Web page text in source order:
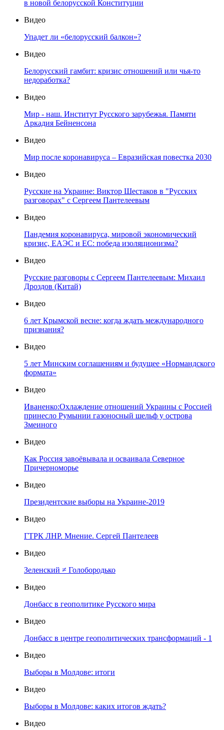
в новой белорусской Конституции
Видео
Упадет ли «белорусский балкон»?
Видео
Белорусский гамбит: кризис отношений или чья-то
недоработка?
Видео
Мир - наш. Институт Русского зарубежья. Памяти
Аркадия Бейненсона
Видео
Мир после коронавируса – Евразийская повестка 2030
Видео
Русские на Украине: Виктор Шестаков в "Русских
разговорах" с Сергеем Пантелеевым
Видео
Пандемия коронавируса, мировой экономический
кризис, ЕАЭС и ЕС: победа изоляционизма?
Видео
Русские разговоры с Сергеем Пантелеевым: Михаил
Дроздов (Китай)
Видео
6 лет Крымской весне: когда ждать международного
признания?
Видео
5 лет Минским соглашениям и будущее «Нормандского
формата»
Видео
Иваненко:Охлаждение отношений Украины с Россией
принесло Румынии газоносный шельф у острова
Змеиного
Видео
Как Россия завоёвывала и осваивала Северное
Причерноморье
Видео
Президентские выборы на Украине-2019
Видео
ГТРК ЛНР. Мнение. Сергей Пантелеев
Видео
Зеленский ≠ Голобородько
Видео
Донбасс в геополитике Русского мира
Видео
Донбасс в центре геополитических трансформаций - 1
Видео
Выборы в Молдове: итоги
Видео
Выборы в Молдове: каких итогов ждать?
Видео